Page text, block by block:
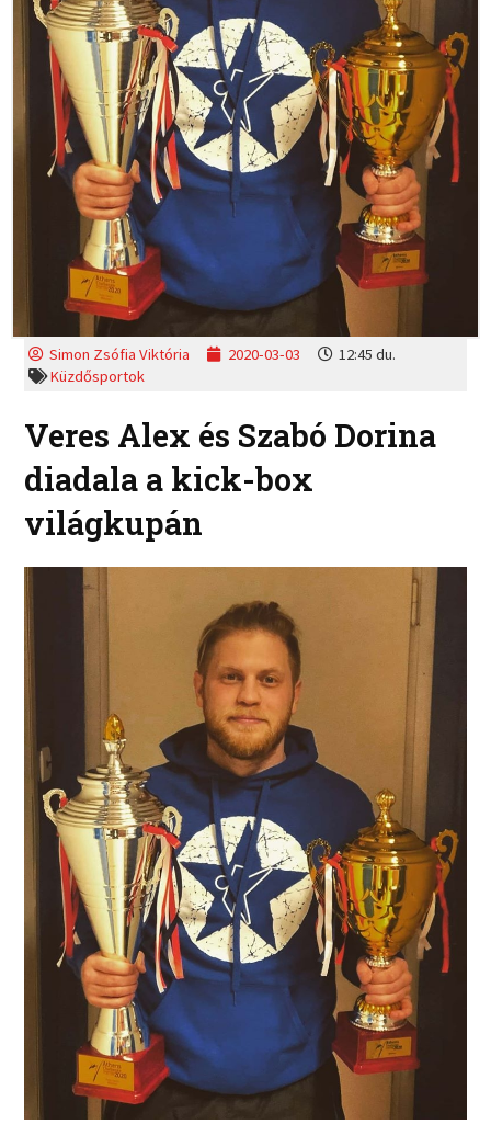
Simon Zsófia Viktória 2020-03-03
12:45 du.
Küzdősportok
Veres Alex és Szabó Dorina
diadala a kick-box
világkupán